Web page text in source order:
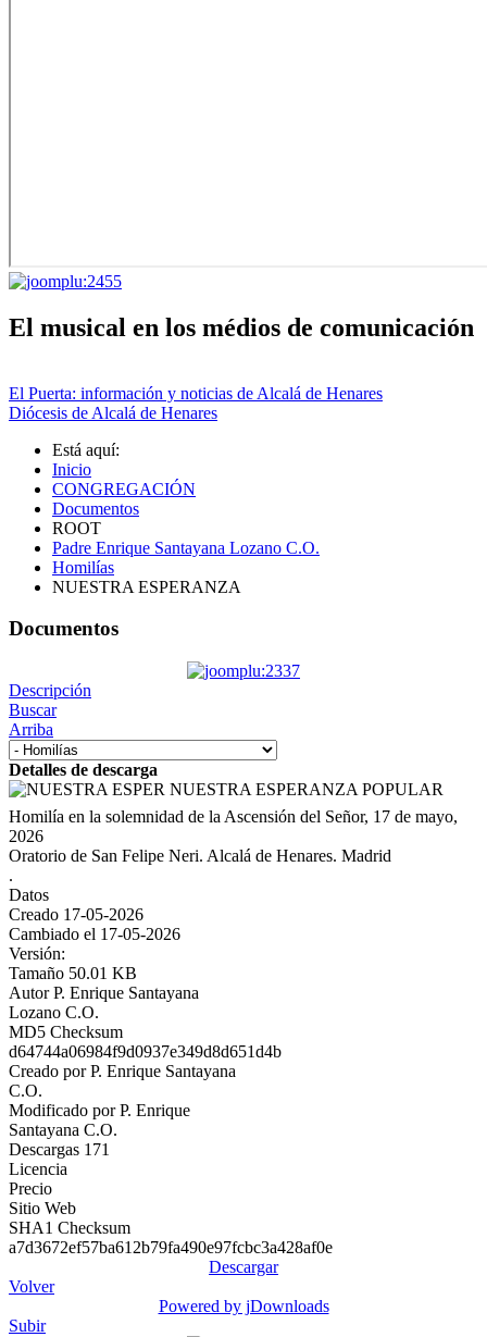
El musical en los médios de comunicación
El Puerta: información y noticias de Alcalá de Henares
Diócesis de Alcalá de Henares
Está aquí:
Inicio
CONGREGACIÓN
Documentos
ROOT
Padre Enrique Santayana Lozano C.O.
Homilías
NUESTRA ESPERANZA
Documentos
Descripción
Buscar
Arriba
Detalles de descarga
NUESTRA ESPERANZA POPULAR
Homilía en la solemnidad de la Ascensión del Señor, 17 de mayo,
2026
Oratorio de San Felipe Neri. Alcalá de Henares. Madrid
.
Datos
Creado 17-05-2026
Cambiado el 17-05-2026
Versión:
Tamaño 50.01 KB
Autor P. Enrique Santayana
Lozano C.O.
MD5 Checksum
d64744a06984f9d0937e349d8d651d4b
Creado porP. Enrique Santayana
C.O.
Modificado porP. Enrique
Santayana C.O.
Descargas 171
Licencia
Precio
Sitio Web
SHA1 Checksum
a7d3672ef57ba612b79fa490e97fcbc3a428af0e
Descargar
Volver
Powered by jDownloads
Subir